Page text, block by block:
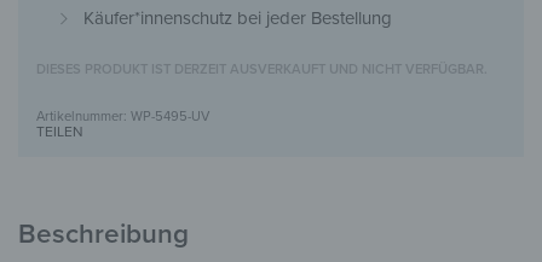
Käufer*innenschutz bei jeder Bestellung
DIESES PRODUKT IST DERZEIT AUSVERKAUFT UND NICHT VERFÜGBAR.
WP-5495-UV
TEILEN
Beschreibung